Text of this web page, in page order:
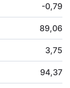
-0,79
89,06
3,75
94,37